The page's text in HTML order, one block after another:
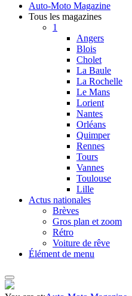
Auto-Moto Magazine
Tous les magazines
1
Angers
Blois
Cholet
La Baule
La Rochelle
Le Mans
Lorient
Nantes
Orléans
Quimper
Rennes
Tours
Vannes
Toulouse
Lille
Actus nationales
Brèves
Gros plan et zoom
Rétro
Voiture de rêve
Élément de menu